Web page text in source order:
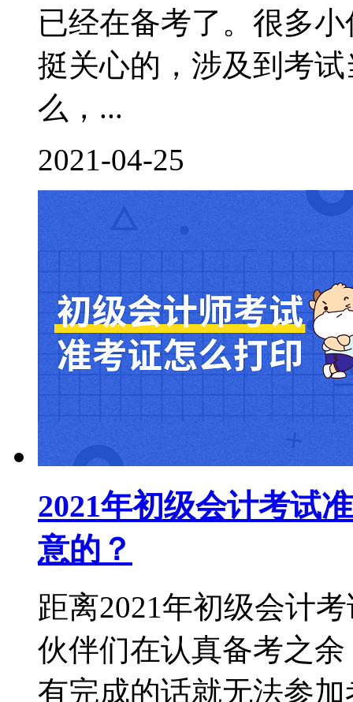
已经在备考了。很多
挺关心的，涉及到考
么，...
2021-04-25
2021年初级会计考试
意的？
距离2021年初级会计
伙伴们在认真备考之
有完成的话就无法参